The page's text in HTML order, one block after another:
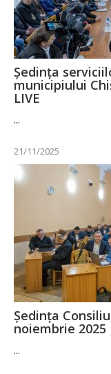
Ședința
municipiului
LIVE
...
21/11/2025
Ședința
noiembrie 2025
...